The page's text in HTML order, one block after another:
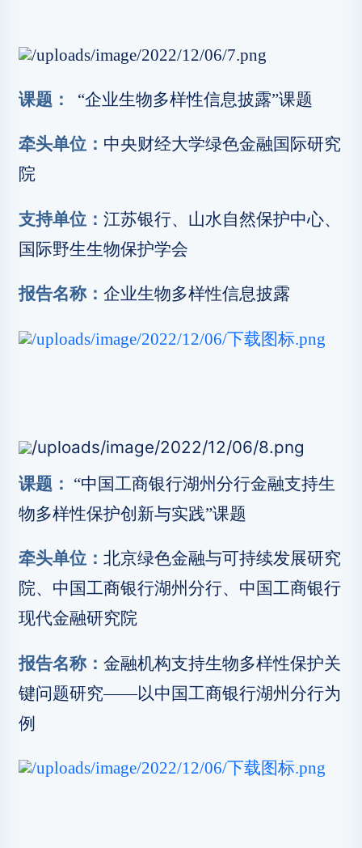
课题： “企业生物多样性信息披露”课题
牵头单位： 中央财经大学绿色金融国际研究
院
支持单位： 江苏银行、山水自然保护中心、
国际野生生物保护学会
报告名称： 企业生物多样性信息披露
课题：
“中国工商银行湖州分行金融支持生
物多样性保护创新与实践”课题
牵头单位： 北京绿色金融与可持续发展研究
院、中国工商银行湖州分行、中国工商银行
现代金融研究院
报告名称： 金融机构支持生物多样性保护关
键问题研究——以中国工商银行湖州分行为
例